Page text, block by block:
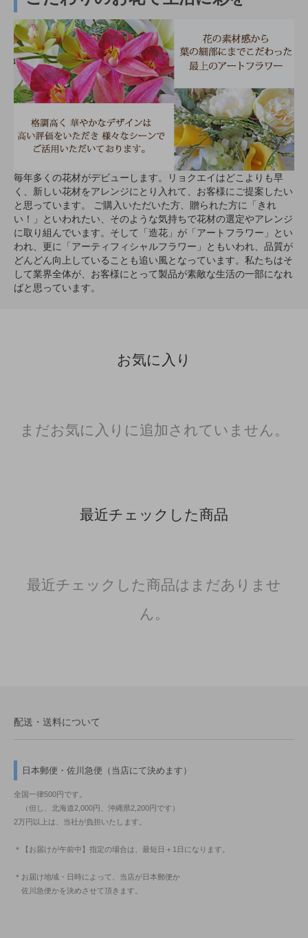
毎年多くの花材がデビューします。リョクエイはどこよりも早
く、新しい花材をアレンジにとり入れて、お客様にご提案したい
と思っています。 ご購入いただいた方、贈られた方に「きれ
い！」といわれたい、そのような気持ちで花材の選定やアレンジ
に取り組んでいます。そして「造花」が「アートフラワー」とい
われ、更に「アーティフィシャルフラワー」ともいわれ、品質が
どんどん向上していることも追い風となっています。私たちはそ
して業界全体が、お客様にとって製品が素敵な生活の一部になれ
ばと思っています。
お気に入り
まだお気に入りに追加されていません。
最近チェックした商品
最近チェックした商品はまだありませ
ん。
配送・送料について
日本郵便・佐川急便（当店にて決めます）
全国一律500円です。
（但し、北海道2,000円、沖縄県2,200円です）
2万円以上は、当社が負担いたします。
＊【お届けが午前中】指定の場合は、最短日＋1日になります。
＊お届け地域・日時によって、当店が日本郵便か
佐川急便かを決めさせて頂きます。